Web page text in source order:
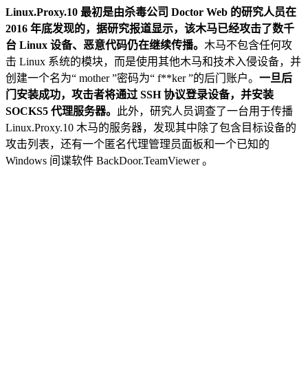
Linux.Proxy.10 最初是由杀毒公司 Doctor Web 的研究人员在
2016 年底发现的，据研究报道显示，该木马已经攻击了数千
台 Linux 设备、恶意代码仍在继续传播。 木马不包含任何攻
击 Linux 系统的模块，而是使用其他木马和技术入侵设备，并
创建一个名为“ mother ”密码为“ f**ker ”的后门账户。 一旦后
门安装成功，攻击者将通过 SSH 协议登录设备，并安装
SOCKS5 代理服务器。
此外，研究人员调查了一台用于传播
Linux.Proxy.10 木马的服务器，发现其中除了包含目标设备的
攻击列表，还有一个匿名代理管理员面板和一个已知的
Windows 间谍软件 BackDoor.TeamViewer 。